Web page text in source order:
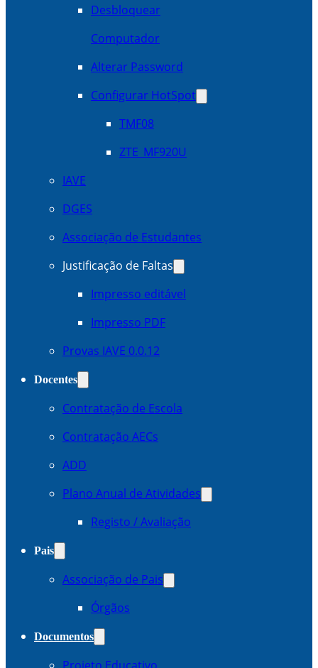
Desbloquear
Computador
Alterar Password
Configurar HotSpot
TMF08
ZTE_MF920U
IAVE
DGES
Associação de Estudantes
Justificação de Faltas
Impresso editável
Impresso PDF
Provas IAVE 0.0.12
Docentes
Contratação de Escola
Contratação AECs
ADD
Plano Anual de Atividades
Registo / Avaliação
Pais
Associação de Pais
Órgãos
Documentos